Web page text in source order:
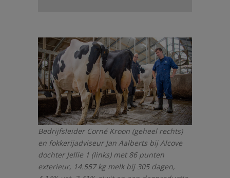
Bedrijfsleider Corné Kroon (geheel rechts)
en fokkerijadviseur Jan Aalberts bij Alcove
dochter Jellie 1 (links) met 86 punten
exterieur, 14.557 kg melk bij 305 dagen,